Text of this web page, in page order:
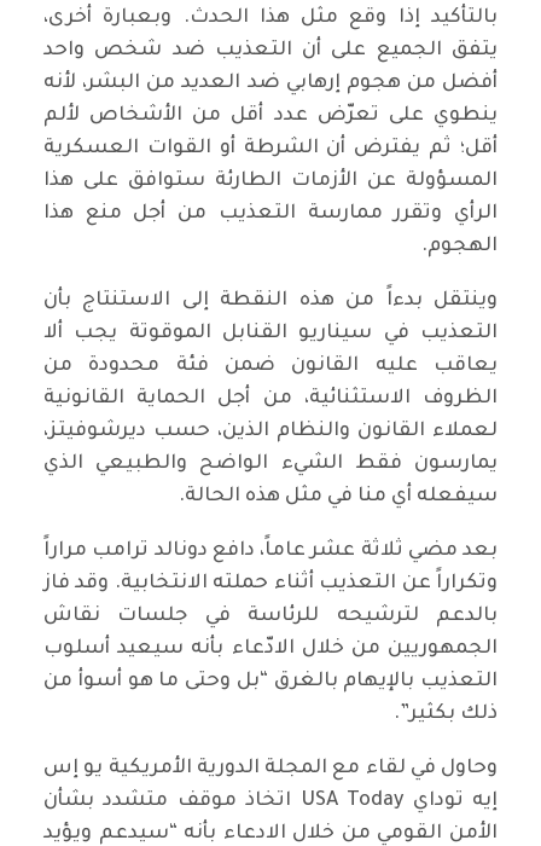
بالتأكيد إذا وقع مثل هذا الحدث. وبعبارة أخرى،
يتفق الجميع على أن التعذيب ضد شخص واحد
أفضل من هجوم إرهابي ضد العديد من البشر، لأنه
ينطوي على تعرّض عدد أقل من الأشخاص لألم
أقل؛ ثم يفترض أن الشرطة أو القوات العسكرية
المسؤولة عن الأزمات الطارئة ستوافق على هذا
الرأي وتقرر ممارسة التعذيب من أجل منع هذا
الهجوم.
وينتقل بدءاً من هذه النقطة إلى الاستنتاج بأن
التعذيب في سيناريو القنابل الموقوتة يجب ألا
يعاقب عليه القانون ضمن فئة محدودة من
الظروف الاستثنائية، من أجل الحماية القانونية
لعملاء القانون والنظام الذين، حسب ديرشوفيتز،
يمارسون فقط الشيء الواضح والطبيعي الذي
سيفعله أي منا في مثل هذه الحالة.
بعد مضي ثلاثة عشر عاماً، دافع دونالد ترامب مراراً
وتكراراً عن التعذيب أثناء حملته الانتخابية. وقد فاز
بالدعم لترشيحه للرئاسة في جلسات نقاش
الجمهوريين من خلال الادّعاء بأنه سيعيد أسلوب
التعذيب بالإيهام بالغرق “بل وحتى ما هو أسوأ من
ذلك بكثير”.
وحاول في لقاء مع المجلة الدورية الأمريكية يو إس
إيه توداي USA Today اتخاذ موقف متشدد بشأن
الأمن القومي من خلال الادعاء بأنه “سيدعم ويؤيد